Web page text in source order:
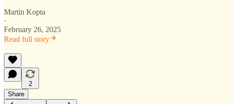
Martin Kopta
·
February 26, 2025
Read full story
2
Share